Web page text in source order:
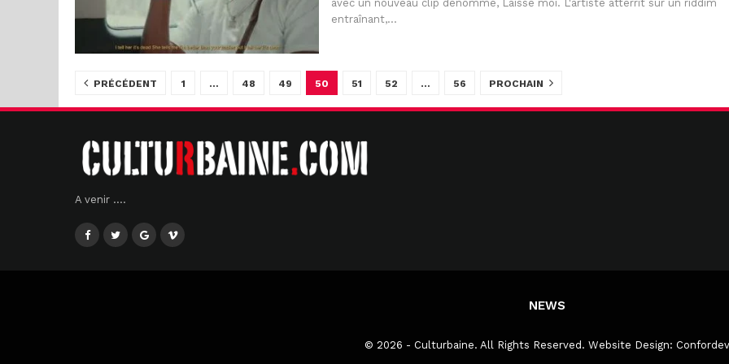
avec un nouveau clip dénommé, Laisse moi. L'artiste atterrit sur un riddim
entraînant,…
PRÉCÉDENT 1 … 48 49 50 51 52 … 56 PROCHAIN
A venir ....
NEWS
© 2026 - Culturbaine. All Rights Reserved. Website Design: Confordev